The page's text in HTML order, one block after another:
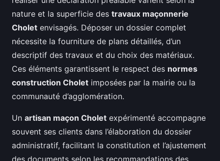
nature et la superficie des travaux maçonnerie
Cholet envisagés. Déposer un dossier complet
nécessite la fourniture de plans détaillés, d’un
descriptif des travaux et du choix des matériaux.
Ces éléments garantissent le respect des normes
construction Cholet imposées par la mairie ou la
communauté d’agglomération.
Un artisan maçon Cholet expérimenté accompagne
souvent ses clients dans l’élaboration du dossier
administratif, facilitant la constitution et l’ajustement